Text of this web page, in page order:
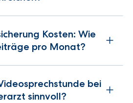
Kosten: Wie
pro Monat?
bei
sinnvoll?